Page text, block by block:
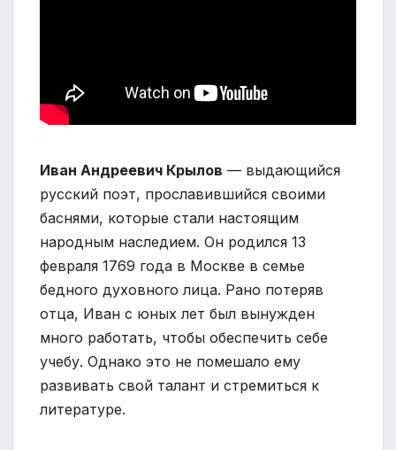
Иван Андреевич Крылов — выдающийся
русский поэт, прославившийся своими
баснями, которые стали настоящим
народным наследием. Он родился 13
февраля 1769 года в Москве в семье
бедного духовного лица. Рано потеряв
отца, Иван с юных лет был вынужден
много работать, чтобы обеспечить себе
учебу. Однако это не помешало ему
развивать свой талант и стремиться к
литературе.